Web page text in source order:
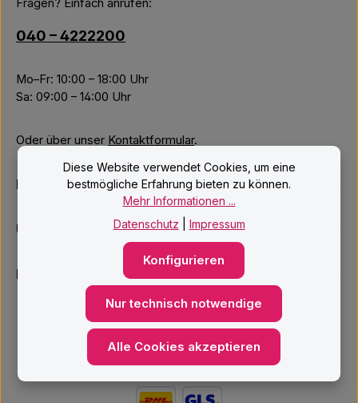
Fragen? Einfach anrufen:
040 – 4222200
Mo–Fr: 10:00 – 18:00 Uhr
Sa: 09:00 – 14:00 Uhr
Oder über unser Kontaktformular.
Informationen
Unsere Services
Newsletter
Diese Website verwendet Cookies, um eine
bestmögliche Erfahrung bieten zu können.
Mehr Informationen ...
Datenschutz
Impressum
Nur technisch notwendige
Konfigurieren
Alle Cookies akzeptieren